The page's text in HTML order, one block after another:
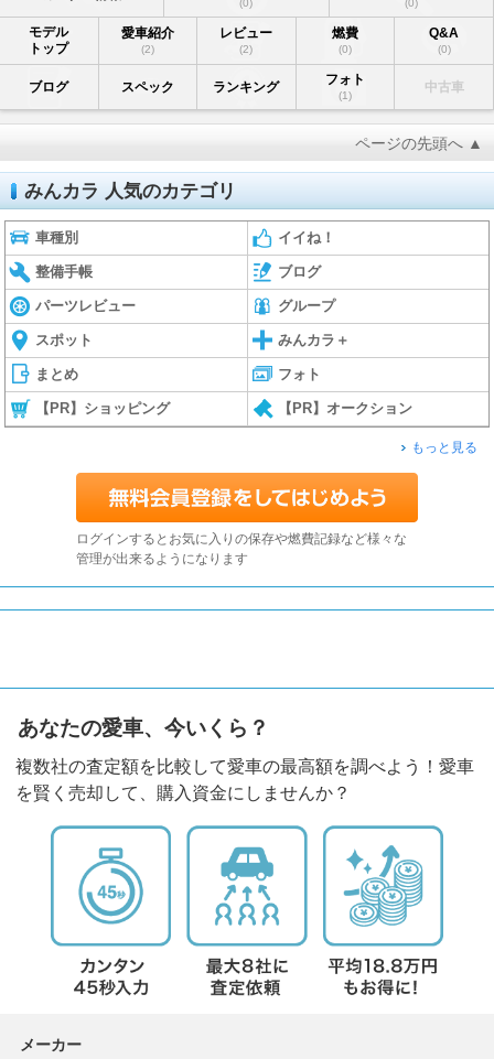
(0) (0)
モデル
トップ
愛車紹介
(2)
レビュー
(2)
燃費
(0)
Q&A
(0)
ブログ スペック ランキング フォト
(1)
中古車
ページの先頭へ ▲
みんカラ 人気のカテゴリ
車種別 イイね！
整備手帳 ブログ
パーツレビュー グループ
スポット みんカラ＋
まとめ フォト
【PR】ショッピング 【PR】オークション
もっと見る
ログインするとお気に入りの保存や燃費記録など様々な
管理が出来るようになります
あなたの愛車、今いくら？
複数社の査定額を比較して愛車の最高額を調べよう！愛車
を賢く売却して、購入資金にしませんか？
メーカー